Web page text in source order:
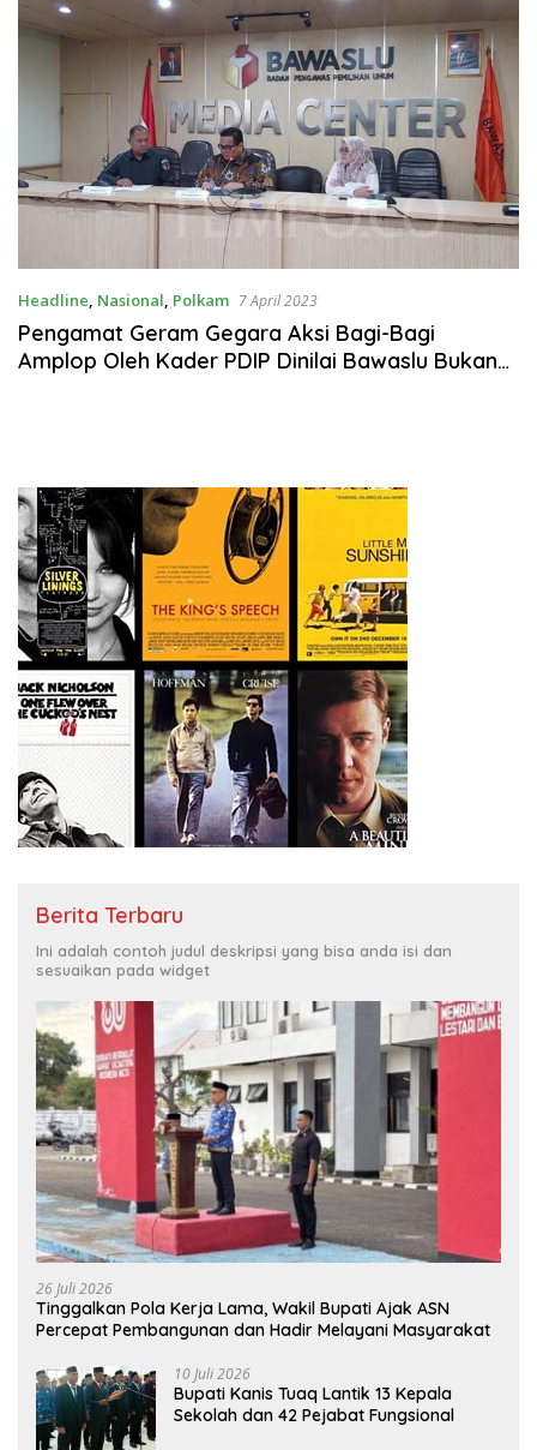
Headline, Nasional, Polkam 7 April 2023
Pengamat Geram Gegara Aksi Bagi-Bagi
Amplop Oleh Kader PDIP Dinilai Bawaslu Bukan
Berita Terbaru
Ini adalah contoh judul deskripsi yang bisa anda isi dan
sesuaikan pada widget
26 Juli 2026
Tinggalkan Pola Kerja Lama, Wakil Bupati Ajak ASN
Percepat Pembangunan dan Hadir Melayani Masyarakat
10 Juli 2026
Bupati Kanis Tuaq Lantik 13 Kepala
Sekolah dan 42 Pejabat Fungsional